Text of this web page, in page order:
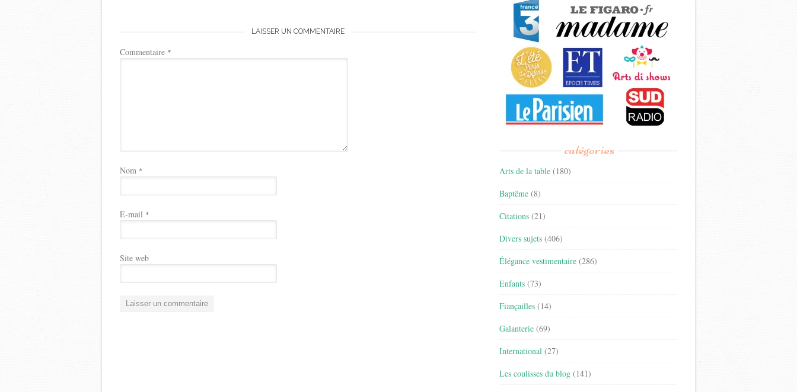
LAISSER UN COMMENTAIRE
Commentaire *
Nom *
E-mail *
Site web
catégories
Arts de la table (180)
Baptême (8)
Citations (21)
Divers sujets (406)
Élégance vestimentaire (286)
Enfants (73)
Fiançailles (14)
Galanterie (69)
International (27)
Les coulisses du blog (141)